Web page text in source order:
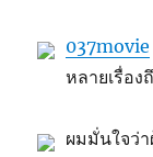
037movie
หลายเรื่อ
ผมมั่นใจว่